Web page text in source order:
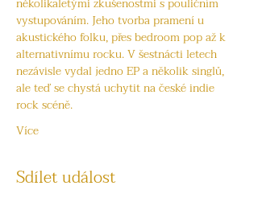
vystupováním. Jeho tvorba pramení u
akustického folku, přes bedroom pop až k
alternativnímu rocku. V šestnácti letech
nezávisle vydal jedno EP a několik singlů,
ale teď se chystá uchytit na české indie
rock scéně.
Více
Sdílet událost